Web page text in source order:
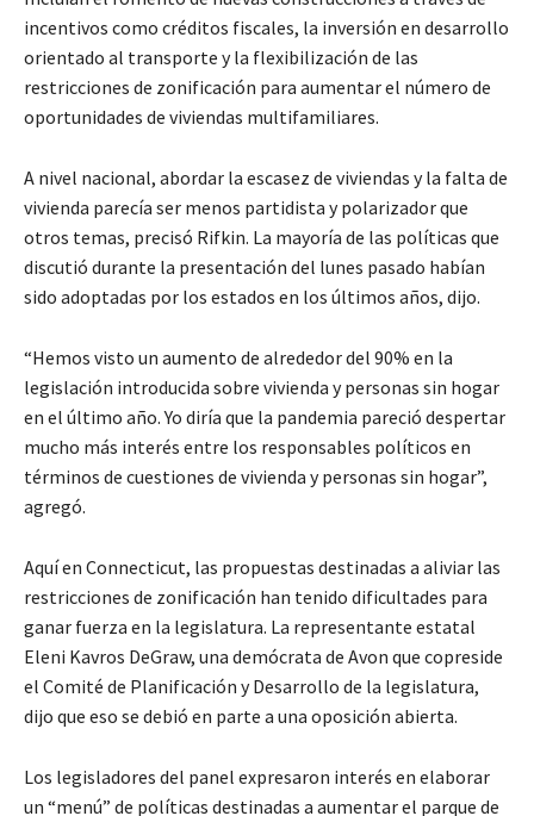
incentivos como créditos fiscales, la inversión en desarrollo
orientado al transporte y la flexibilización de las
restricciones de zonificación para aumentar el número de
oportunidades de viviendas multifamiliares.
A nivel nacional, abordar la escasez de viviendas y la falta de
vivienda parecía ser menos partidista y polarizador que
otros temas, precisó Rifkin. La mayoría de las políticas que
discutió durante la presentación del lunes pasado habían
sido adoptadas por los estados en los últimos años, dijo.
“Hemos visto un aumento de alrededor del 90% en la
legislación introducida sobre vivienda y personas sin hogar
en el último año. Yo diría que la pandemia pareció despertar
mucho más interés entre los responsables políticos en
términos de cuestiones de vivienda y personas sin hogar”,
agregó.
Aquí en Connecticut, las propuestas destinadas a aliviar las
restricciones de zonificación han tenido dificultades para
ganar fuerza en la legislatura. La representante estatal
Eleni Kavros DeGraw, una demócrata de Avon que copreside
el Comité de Planificación y Desarrollo de la legislatura,
dijo que eso se debió en parte a una oposición abierta.
Los legisladores del panel expresaron interés en elaborar
un “menú” de políticas destinadas a aumentar el parque de